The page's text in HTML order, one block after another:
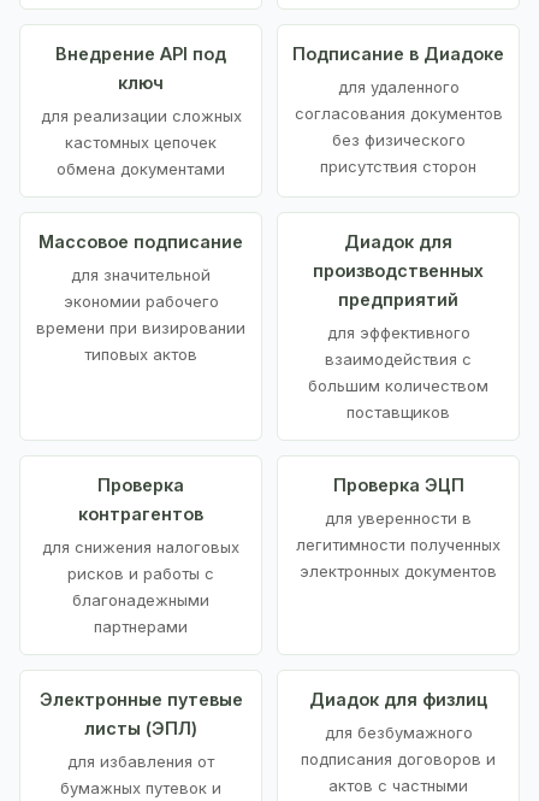
Внедрение API под
ключ
для реализации сложных
кастомных цепочек
обмена документами
Подписание в Диадоке
для удаленного
согласования документов
без физического
присутствия сторон
Массовое подписание
для значительной
экономии рабочего
времени при визировании
типовых актов
Диадок для
производственных
предприятий
для эффективного
взаимодействия с
большим количеством
поставщиков
Проверка
контрагентов
для снижения налоговых
рисков и работы с
благонадежными
партнерами
Проверка ЭЦП
для уверенности в
легитимности полученных
электронных документов
Электронные путевые
листы (ЭПЛ)
для избавления от
бумажных путевок и
Диадок для физлиц
для безбумажного
подписания договоров и
актов с частными